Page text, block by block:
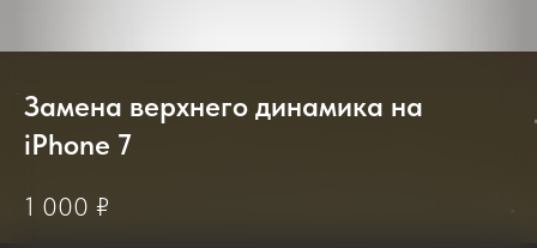
Замена верхнего динамика на
iPhone 7
1 000 ₽